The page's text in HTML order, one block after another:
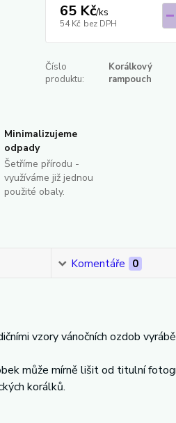
65 Kč/ks
54 Kč bez DPH
Číslo
produktu:
Korálkový
rampouch
Minimalizujeme
odpady
Šetříme přírodu -
využíváme již jednou
použité obaly.
Komentáře 0
vzory vánočních ozdob
může mírně lišit od titulní
korálků.